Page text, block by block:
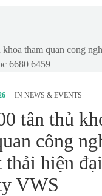
IN NEWS & EVENTS
tân thủ
công
thải hiện
VWS